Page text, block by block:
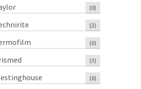
(0)
(2)
(0)
(3)
(0)